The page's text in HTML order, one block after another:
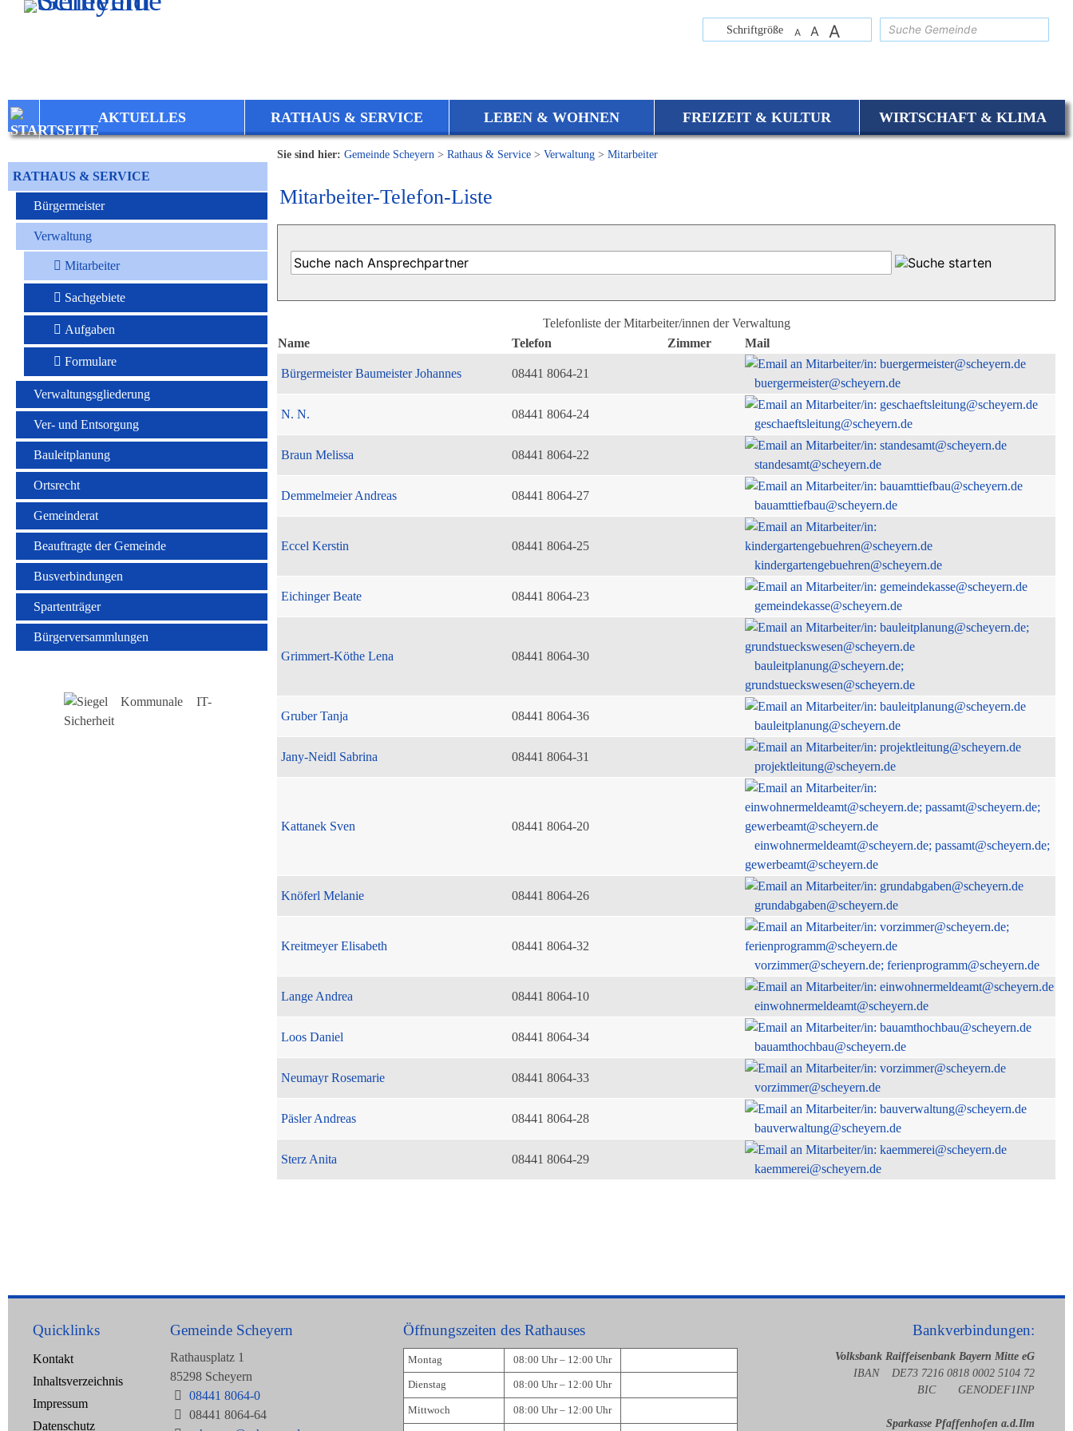
Zum Inhalt,zur Navigationoder
Schriftgröße A A A
AKTUELLES RATHAUS & SERVICE LEBEN & WOHNEN FREIZEIT & KULTUR WIRTSCHAFT & KLIMA
RATHAUS & SERVICE
Bürgermeister
Verwaltung
Mitarbeiter
Sachgebiete
Aufgaben
Formulare
Verwaltungsgliederung
Ver- und Entsorgung
Bauleitplanung
Ortsrecht
Gemeinderat
Beauftragte der Gemeinde
Busverbindungen
Spartenträger
Bürgerversammlungen
Sie sind hier: Gemeinde Scheyern > Rathaus & Service > Verwaltung > Mitarbeiter
Mitarbeiter-Telefon-Liste
Telefonliste der Mitarbeiter/innen der Verwaltung
Name
Telefon Zimmer Mail
Bürgermeister Baumeister Johannes 08441 8064-21
buergermeister@scheyern.de
N. N. 08441 8064-24
geschaeftsleitung@scheyern.de
Braun Melissa 08441 8064-22
standesamt@scheyern.de
Demmelmeier Andreas 08441 8064-27
bauamttiefbau@scheyern.de
Eccel Kerstin
08441 8064-25
kindergartengebuehren@scheyern.de
Eichinger Beate 08441 8064-23
gemeindekasse@scheyern.de
Grimmert-Köthe Lena 08441 8064-30
bauleitplanung@scheyern.de;
grundstueckswesen@scheyern.de
Gruber Tanja 08441 8064-36
bauleitplanung@scheyern.de
Jany-Neidl Sabrina 08441 8064-31
projektleitung@scheyern.de
Kattanek Sven
08441 8064-20
einwohnermeldeamt@scheyern.de; passamt@scheyern.de;
gewerbeamt@scheyern.de
Knöferl Melanie 08441 8064-26
grundabgaben@scheyern.de
Kreitmeyer Elisabeth
08441 8064-32
vorzimmer@scheyern.de; ferienprogramm@scheyern.de
Lange Andrea 08441 8064-10
einwohnermeldeamt@scheyern.de
Loos Daniel 08441 8064-34
bauamthochbau@scheyern.de
Neumayr Rosemarie 08441 8064-33
vorzimmer@scheyern.de
Päsler Andreas 08441 8064-28
bauverwaltung@scheyern.de
Sterz Anita 08441 8064-29
kaemmerei@scheyern.de
Quicklinks
Kontakt
Inhaltsverzeichnis
Impressum
Datenschutz
Gemeinde Scheyern
Rathausplatz 1
85298 Scheyern
08441 8064-0
08441 8064-64
Öffnungszeiten des Rathauses
Montag 08:00 Uhr – 12:00 Uhr
Dienstag 08:00 Uhr – 12:00 Uhr
Mittwoch 08:00 Uhr – 12:00 Uhr
Bankverbindungen:
Volksbank Raiffeisenbank Bayern Mitte eG
IBAN DE73 7216 0818 0002 5104 72
BIC GENODEF1INP
Sparkasse Pfaffenhofen a.d.Ilm